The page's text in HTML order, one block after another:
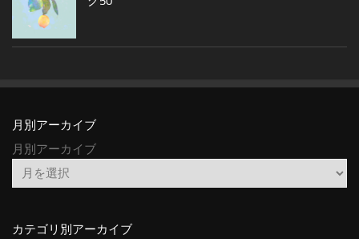
月別アーカイブ
月別アーカイブ
カテゴリ別アーカイブ